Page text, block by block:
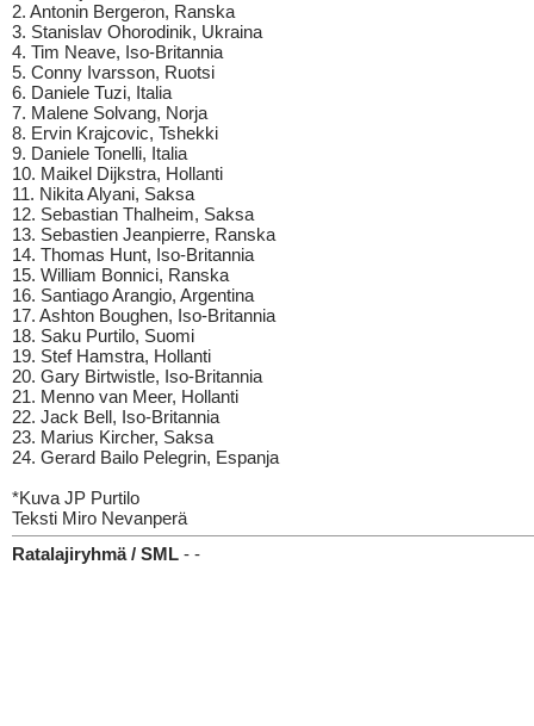
2. Antonin Bergeron, Ranska
3. Stanislav Ohorodinik, Ukraina
4. Tim Neave, Iso-Britannia
5. Conny Ivarsson, Ruotsi
6. Daniele Tuzi, Italia
7. Malene Solvang, Norja
8. Ervin Krajcovic, Tshekki
9. Daniele Tonelli, Italia
10. Maikel Dijkstra, Hollanti
11. Nikita Alyani, Saksa
12. Sebastian Thalheim, Saksa
13. Sebastien Jeanpierre, Ranska
14. Thomas Hunt, Iso-Britannia
15. William Bonnici, Ranska
16. Santiago Arangio, Argentina
17. Ashton Boughen, Iso-Britannia
18. Saku Purtilo, Suomi
19. Stef Hamstra, Hollanti
20. Gary Birtwistle, Iso-Britannia
21. Menno van Meer, Hollanti
22. Jack Bell, Iso-Britannia
23. Marius Kircher, Saksa
24. Gerard Bailo Pelegrin, Espanja
*Kuva JP Purtilo
Teksti Miro Nevanperä
Ratalajiryhmä / SML - -